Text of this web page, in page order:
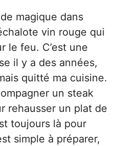
magique dans
vin rouge qui
le feu. C’est une
il y a des années,
quitté ma cuisine.
un steak
rehausser un plat de
toujours là pour
simple à préparer,